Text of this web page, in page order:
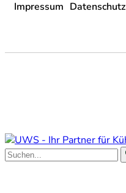
Impressum Datenschutz